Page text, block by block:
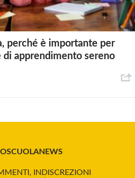
perché è importante per
di apprendimento sereno
INDISCREZIONI